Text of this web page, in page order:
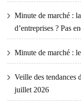
Minute de marché :
d’entreprises ? Pas
Minute de marché :
Veille des tendances
juillet 2026